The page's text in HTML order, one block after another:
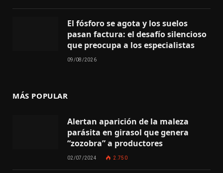
El fósforo se agota y los suelos
pasan factura: el desafío silencioso
que preocupa a los especialistas
09/08/2026
MÁS POPULAR
Alertan aparición de la maleza
parásita en girasol que genera
“zozobra” a productores
02/07/2024 2.750